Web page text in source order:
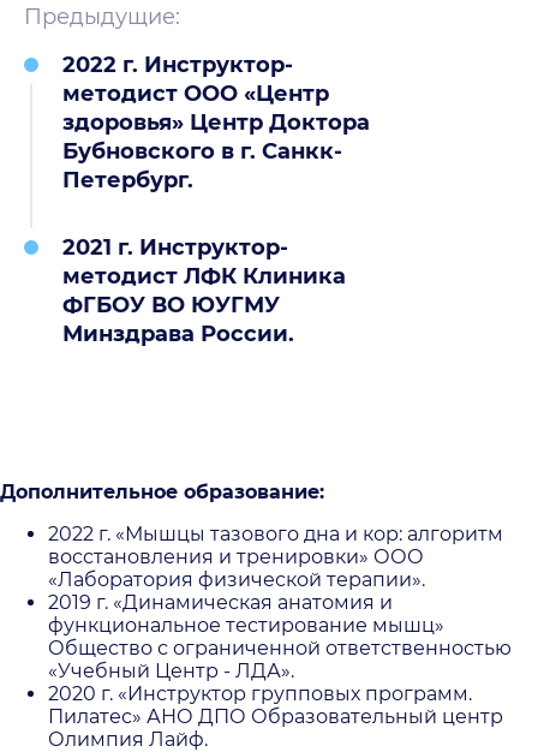
Предыдущие:
2022 г. Инструктор-
методист ООО «Центр
здоровья» Центр Доктора
Бубновского в г. Санкк-
Петербург.
2021 г. Инструктор-
методист ЛФК Клиника
ФГБОУ ВО ЮУГМУ
Минздрава России.
Дополнительное образование:
2022 г. «Мышцы тазового дна и кор: алгоритм
восстановления и тренировки» ООО
«Лаборатория физической терапии».
2019 г. «Динамическая анатомия и
функциональное тестирование мышц»
Общество с ограниченной ответственностью
«Учебный Центр - ЛДА».
2020 г. «Инструктор групповых программ.
Пилатес» АНО ДПО Образовательный центр
Олимпия Лайф.